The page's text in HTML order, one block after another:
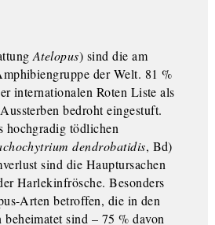
Atelopus) sind die am
der Welt. 81 %
internationalen Roten Liste als
bedroht eingestuft.
hochgradig tödlichen
dendrobatidis, Bd)
sind die Hauptursachen
Harlekinfrösche. Besonders
Arten betroffen, die in den
sind – 75 % davon